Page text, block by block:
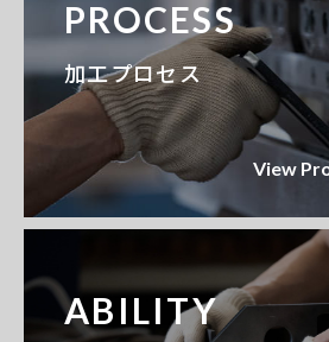
PROCESS
加工プロセス
View
ABILITY